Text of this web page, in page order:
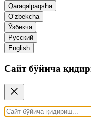
Qaraqalpaqsha
O‘zbekcha
Ўзбекча
Русский
English
Сайт бўйича